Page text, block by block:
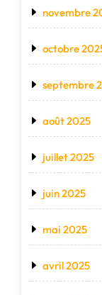
novembre
octobre
septembre
août 2025
juillet 2025
juin 2025
mai 2025
avril 2025